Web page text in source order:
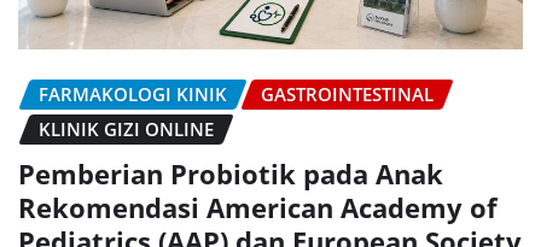
FARMAKOLOGI KINIK
GASTROINTESTINAL
KLINIK GIZI ONLINE
Pemberian Probiotik pada Anak
Rekomendasi American Academy of